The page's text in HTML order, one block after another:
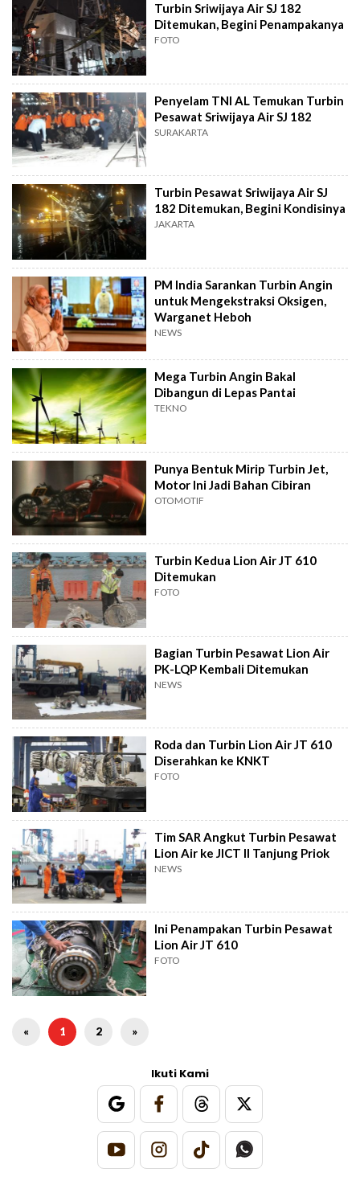
Turbin Sriwijaya Air SJ 182
Ditemukan, Begini Penampakanya
FOTO
Penyelam TNI AL Temukan Turbin
Pesawat Sriwijaya Air SJ 182
SURAKARTA
Turbin Pesawat Sriwijaya Air SJ
182 Ditemukan, Begini Kondisinya
JAKARTA
PM India Sarankan Turbin Angin
untuk Mengekstraksi Oksigen,
Warganet Heboh
NEWS
Mega Turbin Angin Bakal
Dibangun di Lepas Pantai
TEKNO
Punya Bentuk Mirip Turbin Jet,
Motor Ini Jadi Bahan Cibiran
OTOMOTIF
Turbin Kedua Lion Air JT 610
Ditemukan
FOTO
Bagian Turbin Pesawat Lion Air
PK-LQP Kembali Ditemukan
NEWS
Roda dan Turbin Lion Air JT 610
Diserahkan ke KNKT
FOTO
Tim SAR Angkut Turbin Pesawat
Lion Air ke JICT II Tanjung Priok
NEWS
Ini Penampakan Turbin Pesawat
Lion Air JT 610
FOTO
« 1 2 »
Ikuti Kami